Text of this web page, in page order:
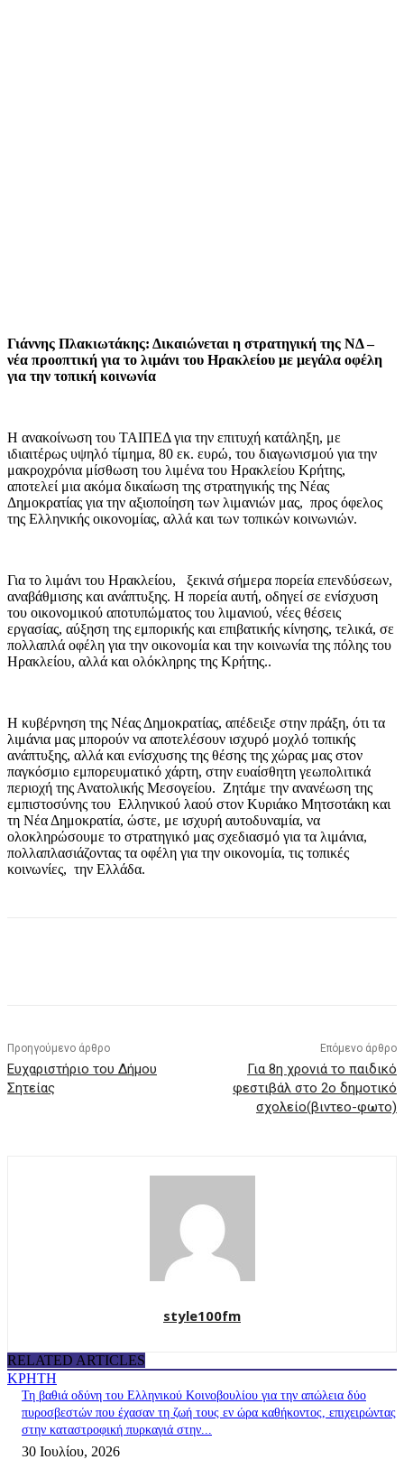
Γιάννης Πλακιωτάκης: Δικαιώνεται η στρατηγική της ΝΔ –
νέα προοπτική για το λιμάνι του Ηρακλείου με μεγάλα οφέλη
για την τοπική κοινωνία
Η ανακοίνωση του ΤΑΙΠΕΔ για την επιτυχή κατάληξη, με
ιδιαιτέρως υψηλό τίμημα, 80 εκ. ευρώ, του διαγωνισμού για την
μακροχρόνια μίσθωση του λιμένα του Ηρακλείου Κρήτης,
αποτελεί μια ακόμα δικαίωση της στρατηγικής της Νέας
Δημοκρατίας για την αξιοποίηση των λιμανιών μας, προς όφελος
της Ελληνικής οικονομίας, αλλά και των τοπικών κοινωνιών.
Για το λιμάνι του Ηρακλείου, ξεκινά σήμερα πορεία επενδύσεων,
αναβάθμισης και ανάπτυξης. Η πορεία αυτή, οδηγεί σε ενίσχυση
του οικονομικού αποτυπώματος του λιμανιού, νέες θέσεις
εργασίας, αύξηση της εμπορικής και επιβατικής κίνησης, τελικά, σε
πολλαπλά οφέλη για την οικονομία και την κοινωνία της πόλης του
Ηρακλείου, αλλά και ολόκληρης της Κρήτης..
Η κυβέρνηση της Νέας Δημοκρατίας, απέδειξε στην πράξη, ότι τα
λιμάνια μας μπορούν να αποτελέσουν ισχυρό μοχλό τοπικής
ανάπτυξης, αλλά και ενίσχυσης της θέσης της χώρας μας στον
παγκόσμιο εμπορευματικό χάρτη, στην ευαίσθητη γεωπολιτικά
περιοχή της Ανατολικής Μεσογείου. Ζητάμε την ανανέωση της
εμπιστοσύνης του Ελληνικού λαού στον Κυριάκο Μητσοτάκη και
τη Νέα Δημοκρατία, ώστε, με ισχυρή αυτοδυναμία, να
ολοκληρώσουμε το στρατηγικό μας σχεδιασμό για τα λιμάνια,
πολλαπλασιάζοντας τα οφέλη για την οικονομία, τις τοπικές
κοινωνίες, την Ελλάδα.
Προηγούμενο άρθρο
Ευχαριστήριο του Δήμου
Σητείας
Επόμενο άρθρο
Για 8η χρονιά το παιδικό
φεστιβάλ στο 2ο δημοτικό
σχολείο(βιντεο-φωτο)
style100fm
RELATED ARTICLES
ΚΡΗΤΗ
Τη βαθιά οδύνη του Ελληνικού Κοινοβουλίου για την απώλεια δύο
πυροσβεστών που έχασαν τη ζωή τους εν ώρα καθήκοντος, επιχειρώντας
στην καταστροφική πυρκαγιά στην...
30 Ιουλίου, 2026